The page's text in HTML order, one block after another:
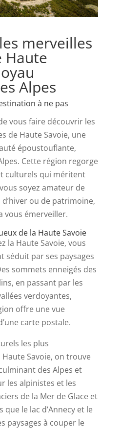
merveilles
Haute
Alpes
à ne pas
vous faire découvrir les
de Haute Savoie, une
époustouflante,
Cette région regorge
culturels qui méritent
soyez amateur de
ou de patrimoine,
vous émerveiller.
de la Haute Savoie
la Haute Savoie, vous
séduit par ses paysages
sommets enneigés des
en passant par les
verdoyantes,
offre une vue
carte postale.
les plus
Savoie, on trouve
des Alpes et
les alpinistes et les
de la Mer de Glace et
que le lac d’Annecy et le
paysages à couper le